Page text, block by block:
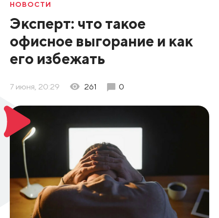
НОВОСТИ
Эксперт: что такое
офисное выгорание и как
его избежать
7 июня, 20:29 261 0